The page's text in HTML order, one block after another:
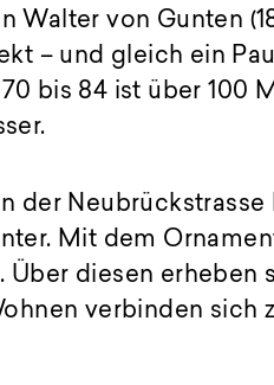
von Gunten
– und gleich ein
bis 84 ist über 100
der
Mit dem
diesen erheben
verbinden sich